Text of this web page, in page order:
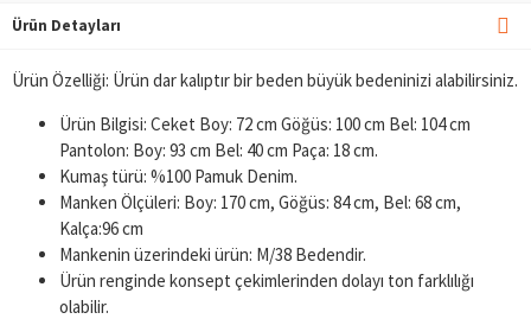
Ürün Detayları
Ürün Özelliği: Ürün dar kalıptır bir beden büyük bedeninizi alabilirsiniz.
Ürün Bilgisi: Ceket Boy: 72 cm Göğüs: 100 cm Bel: 104 cm
Pantolon: Boy: 93 cm Bel: 40 cm Paça: 18 cm.
Kumaş türü: %100 Pamuk Denim.
Manken Ölçüleri: Boy: 170 cm, Göğüs: 84 cm, Bel: 68 cm,
Kalça:96 cm
Mankenin üzerindeki ürün: M/38 Bedendir.
Ürün renginde konsept çekimlerinden dolayı ton farklılığı
olabilir.